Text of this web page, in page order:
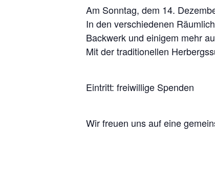
Am Sonntag, dem 14.
In den verschiedenen
Backwerk und einigem mehr
Mit der traditionellen
Eintritt: freiwillige Spenden
Wir freuen uns auf eine